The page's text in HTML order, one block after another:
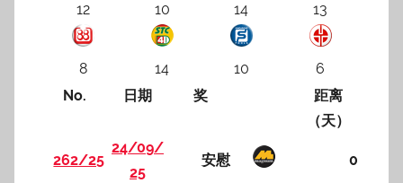
12 10 14 13
8 14 10
6
No.
日期 奖
距离
（天）
262/25
24/09/
25
安慰 0